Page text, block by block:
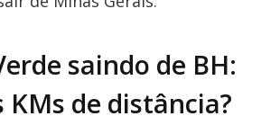
saindo de BH:
de distância?